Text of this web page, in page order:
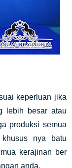
keperluan jika
lebih besar atau
produksi semua
nya batu
kerajinan ber
anda.